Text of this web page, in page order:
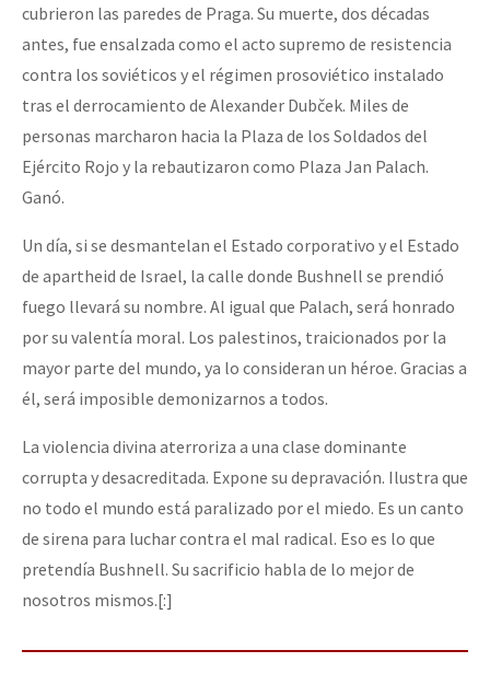
cubrieron las paredes de Praga. Su muerte, dos décadas
antes, fue ensalzada como el acto supremo de resistencia
contra los soviéticos y el régimen prosoviético instalado
tras el derrocamiento de Alexander Dubček. Miles de
personas marcharon hacia la Plaza de los Soldados del
Ejército Rojo y la rebautizaron como Plaza Jan Palach.
Ganó.
Un día, si se desmantelan el Estado corporativo y el Estado
de apartheid de Israel, la calle donde Bushnell se prendió
fuego llevará su nombre. Al igual que Palach, será honrado
por su valentía moral. Los palestinos, traicionados por la
mayor parte del mundo, ya lo consideran un héroe. Gracias a
él, será imposible demonizarnos a todos.
La violencia divina aterroriza a una clase dominante
corrupta y desacreditada. Expone su depravación. Ilustra que
no todo el mundo está paralizado por el miedo. Es un canto
de sirena para luchar contra el mal radical. Eso es lo que
pretendía Bushnell. Su sacrificio habla de lo mejor de
nosotros mismos.[:]